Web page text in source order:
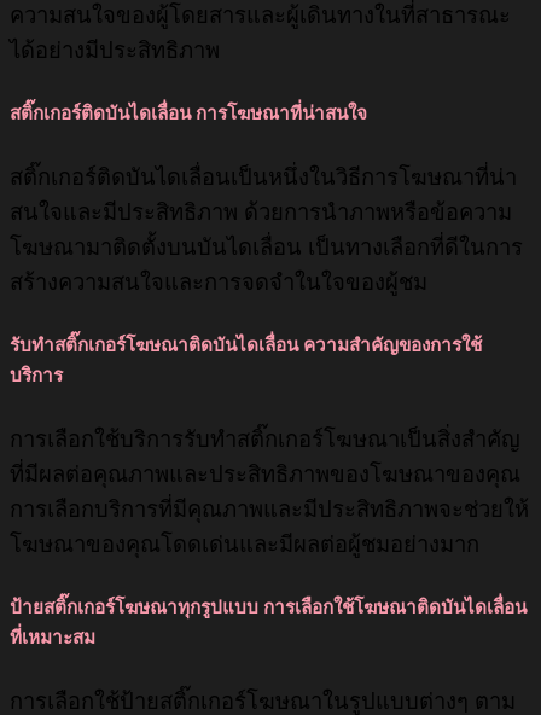
ความสนใจของผู้โดยสารและผู้เดินทางในที่สาธารณะ
ได้อย่างมีประสิทธิภาพ
สติ๊กเกอร์ติดบันไดเลื่อน การโฆษณาที่น่าสนใจ
สติ๊กเกอร์ติดบันไดเลื่อนเป็นหนึ่งในวิธีการโฆษณาที่น่า
สนใจและมีประสิทธิภาพ ด้วยการนำภาพหรือข้อความ
โฆษณามาติดตั้งบนบันไดเลื่อน เป็นทางเลือกที่ดีในการ
สร้างความสนใจและการจดจำในใจของผู้ชม
รับทำสติ๊กเกอร์โฆษณาติดบันไดเลื่อน ความสำคัญของการใช้
บริการ
การเลือกใช้บริการรับทำสติ๊กเกอร์โฆษณาเป็นสิ่งสำคัญ
ที่มีผลต่อคุณภาพและประสิทธิภาพของโฆษณาของคุณ
การเลือกบริการที่มีคุณภาพและมีประสิทธิภาพจะช่วยให้
โฆษณาของคุณโดดเด่นและมีผลต่อผู้ชมอย่างมาก
ป้ายสติ๊กเกอร์โฆษณาทุกรูปแบบ การเลือกใช้โฆษณาติดบันไดเลื่อน
ที่เหมาะสม
การเลือกใช้ป้ายสติ๊กเกอร์โฆษณาในรูปแบบต่างๆ ตาม